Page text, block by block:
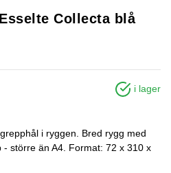
Collecta blå
i lager
i ryggen. Bred rygg med
större än A4. Format: 72 x 310 x